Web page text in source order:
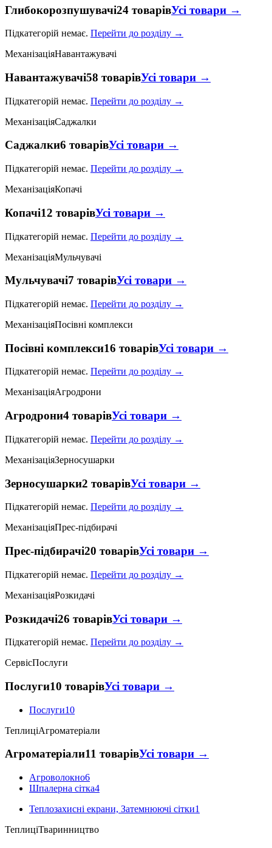
Глибокорозпушувачі24 товарівУсі товари →
Підкатегорій немає. Перейти до розділу →
МеханізаціяНавантажувачі
Навантажувачі58 товарівУсі товари →
Підкатегорій немає. Перейти до розділу →
МеханізаціяСаджалки
Саджалки6 товарівУсі товари →
Підкатегорій немає. Перейти до розділу →
МеханізаціяКопачі
Копачі12 товарівУсі товари →
Підкатегорій немає. Перейти до розділу →
МеханізаціяМульчувачі
Мульчувачі7 товарівУсі товари →
Підкатегорій немає. Перейти до розділу →
МеханізаціяПосівні комплекси
Посівні комплекси16 товарівУсі товари →
Підкатегорій немає. Перейти до розділу →
МеханізаціяАгродрони
Агродрони4 товарівУсі товари →
Підкатегорій немає. Перейти до розділу →
МеханізаціяЗерносушарки
Зерносушарки2 товарівУсі товари →
Підкатегорій немає. Перейти до розділу →
МеханізаціяПрес-підбирачі
Прес-підбирачі20 товарівУсі товари →
Підкатегорій немає. Перейти до розділу →
МеханізаціяРозкидачі
Розкидачі26 товарівУсі товари →
Підкатегорій немає. Перейти до розділу →
СервісПослуги
Послуги10 товарівУсі товари →
Послуги10
ТеплиціАгроматеріали
Агроматеріали11 товарівУсі товари →
Агроволокно6
Шпалерна сітка4
Теплозахисні екрани, Затемнюючі сітки1
ТеплиціТваринництво